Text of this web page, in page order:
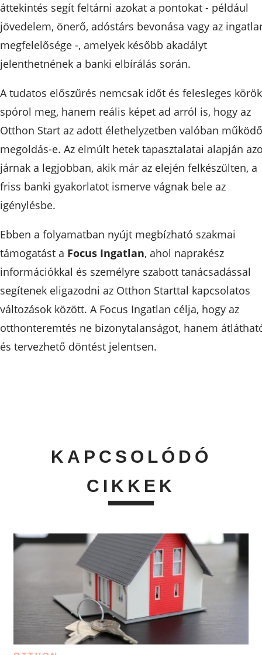
áttekintés segít feltárni azokat a pontokat - például
jövedelem, önerő, adóstárs bevonása vagy az
megfelelősége -, amelyek később akadályt
jelenthetnének a banki elbírálás során.
A tudatos előszűrés nemcsak időt és felesleges
spórol meg, hanem reális képet ad arról is, hogy az
Otthon Start az adott élethelyzetben valóban működő
megoldás-e. Az elmúlt hetek tapasztalatai alapján
járnak a legjobban, akik már az elején felkészülten, a
friss banki gyakorlatot ismerve vágnak bele az
igénylésbe.
Ebben a folyamatban nyújt megbízható szakmai
támogatást a Focus Ingatlan, ahol naprakész
információkkal és személyre szabott tanácsadással
segítenek eligazodni az Otthon Starttal kapcsolatos
változások között. A Focus Ingatlan célja, hogy az
otthonteremtés ne bizonytalanságot, hanem
és tervezhető döntést jelentsen.
KAPCSOLÓDÓ
CIKKEK